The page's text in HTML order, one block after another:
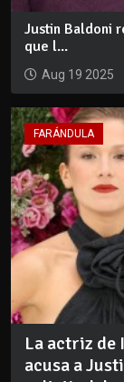
Justin Baldoni
que l...
Aug 19 2025
FARÁNDULA
La actriz de
acusa a